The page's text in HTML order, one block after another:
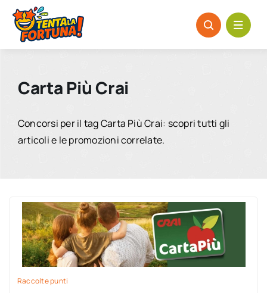
Salta
contenuto
Carta Più Crai
Concorsi per il tag Carta Più Crai: scopri tutti gli
articoli e le promozioni correlate.
Raccolte punti